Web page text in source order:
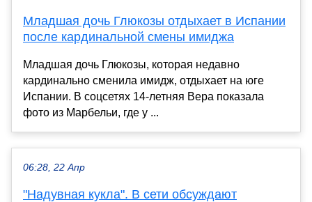
Младшая дочь Глюкозы отдыхает в Испании
после кардинальной смены имиджа
Младшая дочь Глюкозы, которая недавно
кардинально сменила имидж, отдыхает на юге
Испании. В соцсетях 14-летняя Вера показала
фото из Марбельи, где у ...
06:28, 22 Апр
"Надувная кукла". В сети обсуждают